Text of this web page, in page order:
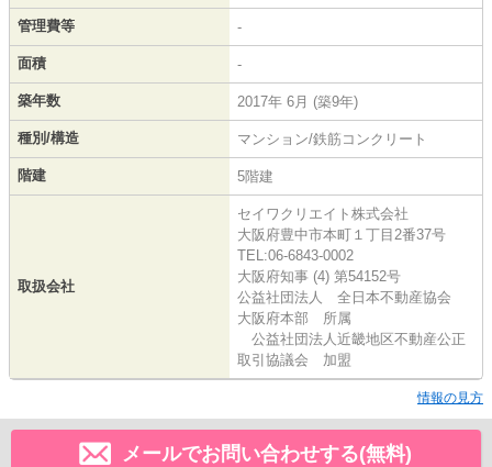
管理費等 -
面積 -
築年数 2017年 6月 (築9年)
種別/構造 マンション/鉄筋コンクリート
階建 5階建
取扱会社
セイワクリエイト株式会社
大阪府豊中市本町１丁目2番37号
TEL:06-6843-0002
大阪府知事 (4) 第54152号
公益社団法人 全日本不動産協会
大阪府本部 所属
公益社団法人近畿地区不動産公正
取引協議会 加盟
情報の見方
メールでお問い合わせする(無料)